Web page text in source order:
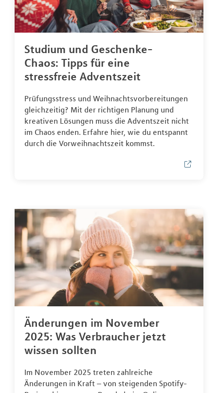
Studium und Geschenke-
Chaos: Tipps für eine
stressfreie Adventszeit
Prüfungsstress und Weihnachtsvorbereitungen
gleichzeitig? Mit der richtigen Planung und
kreativen Lösungen muss die Adventszeit nicht
im Chaos enden. Erfahre hier, wie du entspannt
durch die Vorweihnachtszeit kommst.
Änderungen im November
2025: Was Verbraucher jetzt
wissen sollten
Im November 2025 treten zahlreiche
Änderungen in Kraft – von steigenden Spotify-